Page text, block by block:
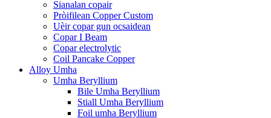
Sianalan copair
Pròifilean Copper Custom
Uèir copar gun ocsaidean
Copar I Beam
Copar electrolytic
Coil Pancake Copper
Alloy Umha
Umha Beryllium
Bile Umha Beryllium
Stiall Umha Beryllium
Foil umha Beryllium